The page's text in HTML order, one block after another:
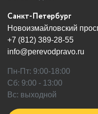
Санкт-Петербург
Новоизмайловский
+7 (812) 389-28-55
info@perevodpravo.ru
Пн-Пт: 9:00-18:00
Сб: 9:00 - 13:00
Вс: выходной